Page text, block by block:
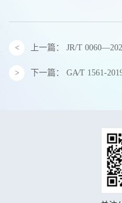
上一篇： JR/T
下一篇： GA∕T 1561-